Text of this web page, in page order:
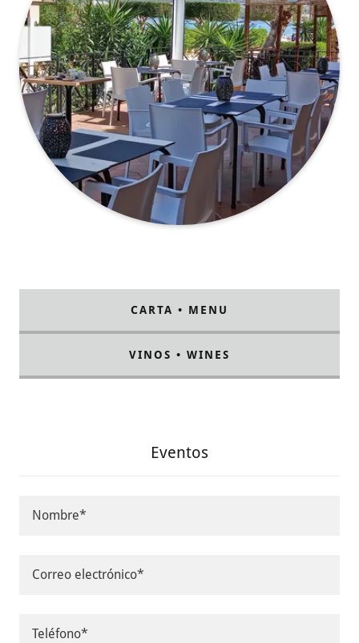
CARTA • MENU
VINOS • WINES
Eventos
Nombre*
Correo electrónico*
Teléfono*